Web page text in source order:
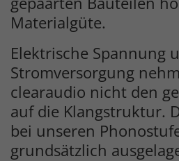
Materialgüte.
Elektrische Spannung
Stromversorgung
clearaudio nicht den
auf die Klangstruktur.
bei unseren
grundsätzlich